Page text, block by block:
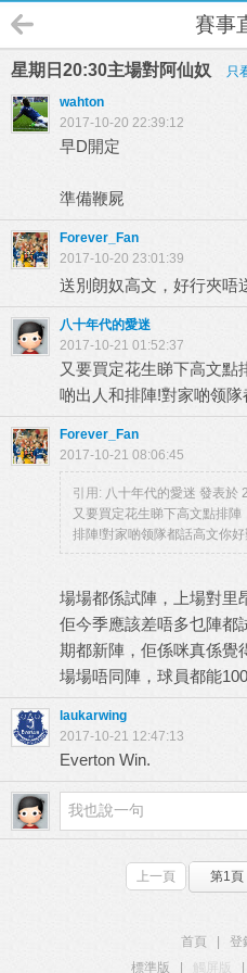
賽事
星期日20:30主場對阿仙奴
只
wahton
2017-10-20 22:39:12
早D開定
準備鞭屍
Forever_Fan
2017-10-20 23:01:39
送別朗奴高文，好行夾唔
八十年代的愛迷
2017-10-21 01:52:37
又要買定花生睇下高文點
啲出人和排陣!對家啲领
Forever_Fan
2017-10-21 08:06:45
引用: 八十年代的愛迷 發表於
又要買定花生睇下高文點排
排陣!對家啲领隊都話高文你好
場場都係試陣，上場對里
佢今季應該差唔多乜陣都
期都新陣，佢係咪真係覺
場場唔同陣，球員都能
laukarwing
2017-10-21 12:47:13
Everton Win.
上一頁 第1頁
首頁 登
標準版
觸屏版